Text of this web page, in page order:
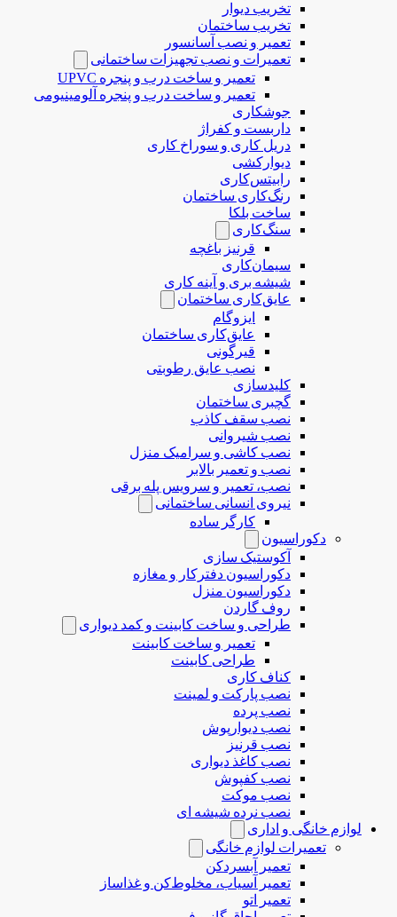
تخریب دیوار
تخریب ساختمان
تعمیر و نصب آسانسور
تعمیرات و نصب تجهیزات ساختمانی
تعمیر و ساخت درب و پنجره UPVC
تعمیر و ساخت درب و پنجره آلومینیومی
جوشکاری
داربست و کفراژ
دریل کاری و سوراخ کاری
دیوارکشی
رابیتس‌کاری
رنگ‌کاری ساختمان
ساخت بلکا
سنگ‌کاری
قرنیز باغچه
سیمان‌کاری
شیشه بری و آینه کاری
عایق‌کاری ساختمان
ایزوگام
عایق‌کاری ساختمان
قیرگونی
نصب عایق رطوبتی
کلیدسازی
گچبری ساختمان
نصب سقف کاذب
نصب شیروانی
نصب کاشی و سرامیک منزل
نصب و تعمیر بالابر
نصب، تعمیر و سرویس پله برقی
نیروی انسانی ساختمانی
کارگر ساده
دکوراسیون
آکوستیک سازی
دکوراسیون دفترکار و مغازه
دکوراسیون منزل
روف گاردن
طراحی و ساخت کابینت و کمد دیواری
تعمیر و ساخت کابینت
طراحی کابینت
کناف کاری
نصب پارکت و لمینت
نصب پرده
نصب دیوارپوش
نصب قرنیز
نصب کاغذ دیواری
نصب کفپوش
نصب موکت
نصب نرده شیشه ای
لوازم خانگی و اداری
تعمیرات لوازم خانگی
تعمیر آبسردکن
تعمیر آسیاب، مخلوط‌کن و غذاساز
تعمیر اتو